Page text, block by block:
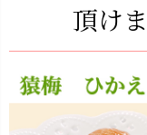
頂け